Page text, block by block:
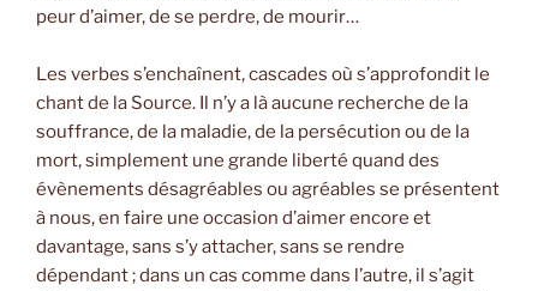
peur d’aimer, de se perdre, de mourir…
Les verbes s’enchaînent, cascades où s’approfondit le
chant de la Source. Il n’y a là aucune recherche de la
souffrance, de la maladie, de la persécution ou de la
mort, simplement une grande liberté quand des
évènements désagréables ou agréables se présentent
à nous, en faire une occasion d’aimer encore et
davantage, sans s’y attacher, sans se rendre
dépendant ; dans un cas comme dans l’autre, il s’agit